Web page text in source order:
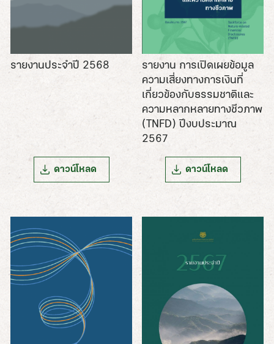
รายงานประจำปี 2568
ดาวน์โหลด
รายงาน การเปิดเผยข้อมูล
ความเสี่ยงทางการเงินที่
เกี่ยวข้องกับธรรมชาติและ
ความหลากหลายทางชีวภาพ
(TNFD) ปีงบประมาณ
2567
ดาวน์โหลด